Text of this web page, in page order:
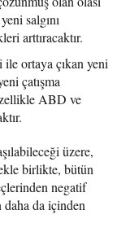
salgını
arttıracaktır.
ortaya çıkan yeni
çatışma
ABD ve
üzere,
birlikte, bütün
negatif
da içinden